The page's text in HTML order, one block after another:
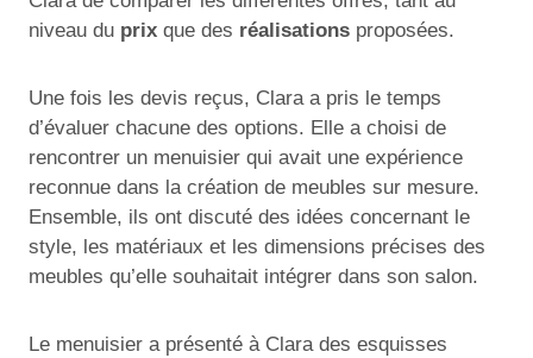
niveau du prix que des réalisations proposées.
Une fois les devis reçus, Clara a pris le temps
d’évaluer chacune des options. Elle a choisi de
rencontrer un menuisier qui avait une expérience
reconnue dans la création de meubles sur mesure.
Ensemble, ils ont discuté des idées concernant le
style, les matériaux et les dimensions précises des
meubles qu’elle souhaitait intégrer dans son salon.
Le menuisier a présenté à Clara des esquisses